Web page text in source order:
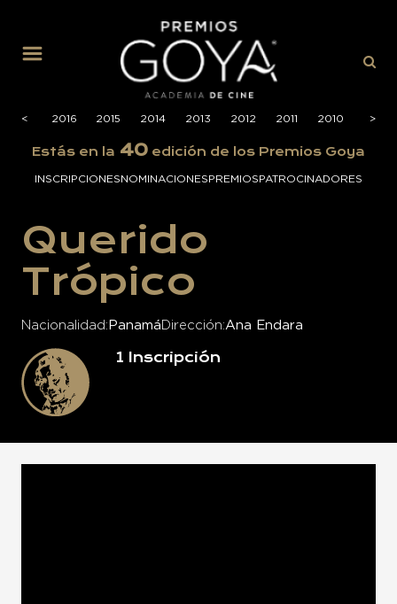
<
2017 2016 2015 2014 2013 2012 2011 2010 2009
>
Estás en la 40 edición de los Premios Goya
INSCRIPCIONESNOMINACIONESPREMIOSPATROCINADORES
Querido
Trópico
Nacionalidad Panamá Dirección Ana Endara
1 Inscripción